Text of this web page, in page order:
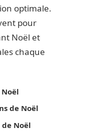
optimale.
pour
Noël et
chaque
de Noël
Noël